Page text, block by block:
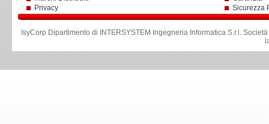
Privacy
Sicurezza
IsyCorp Dipartimento di INTERSYSTEM Ingegneria Informatica S.r.l .